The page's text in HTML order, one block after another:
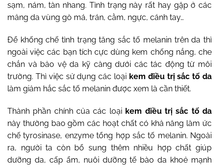
sạm, nám, tàn nhang. Tình trạng này rất hay gặp ở các
mảng da vùng gò má, trán, cằm, ngực, cánh tay…
Để khống chế tình trạng tăng sắc tố melanin trên da thì
ngoài việc các bạn tích cực dùng kem chống nắng, che
chắn và bảo vệ da kỹ càng dưới các tác động từ môi
trường. Thì việc sử dụng các loại kem điều trị sắc tố da
làm giảm hắc sắc tố melanin được xem là cần thiết.
Thành phần chính của các loạikem điều trị sắc tố da
này thường bao gồm các hoạt chất có khả năng làm ức
chế tyrosinase, enzyme tổng hợp sắc tố melanin. Ngoài
ra, người ta còn bổ sung thêm nhiều hợp chất giúp
dưỡng da, cấp ẩm, nuôi dưỡng tế bào da khoẻ mạnh